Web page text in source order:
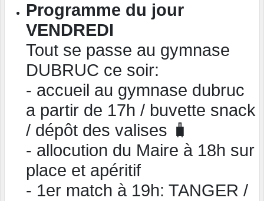
Programme du jour
VENDREDI
Tout se passe au gymnase
DUBRUC ce soir:
- accueil au gymnase dubruc
a partir de 17h / buvette snack
/ dépôt des valises 🧳
- ⁠allocution du Maire à 18h sur
place et apéritif
- ⁠1er match à 19h: TANGER /